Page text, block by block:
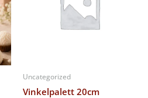
Uncategorized
Vinkelpalett 20cm